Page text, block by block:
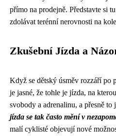
přímo na prodejně. Představte si
zdolávat terénní nerovnosti na
Zkušební Jízda a
Když se dětský úsměv rozzáří po
je jasné, že tohle je jízda, na
svobody a adrenalinu, a přesně
jízda se tak často mění v
malí cyklisté objevují nové